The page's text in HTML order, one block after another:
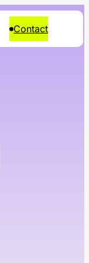
Contact